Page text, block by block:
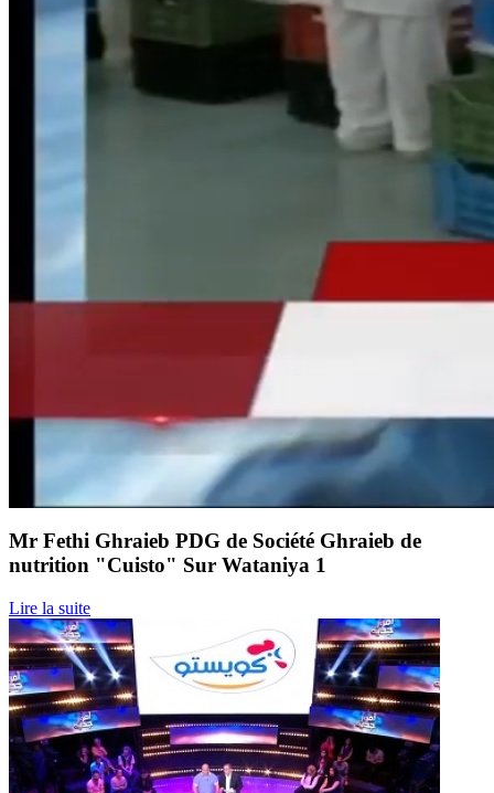
Mr Fethi Ghraieb PDG de Société Ghraieb de
nutrition "Cuisto" Sur Wataniya 1
Lire la suite